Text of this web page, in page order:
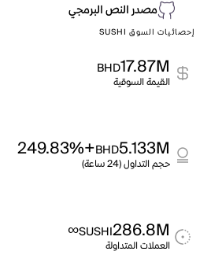
مصدر النص البرمجي
إحصائيات السوق SUSHI
17.87M
BHD
القيمة السوقية
5.133M
BHD
+249.83%
حجم التداول (24 ساعة)
286.8M
SUSHI
∞
العملات المتداولة